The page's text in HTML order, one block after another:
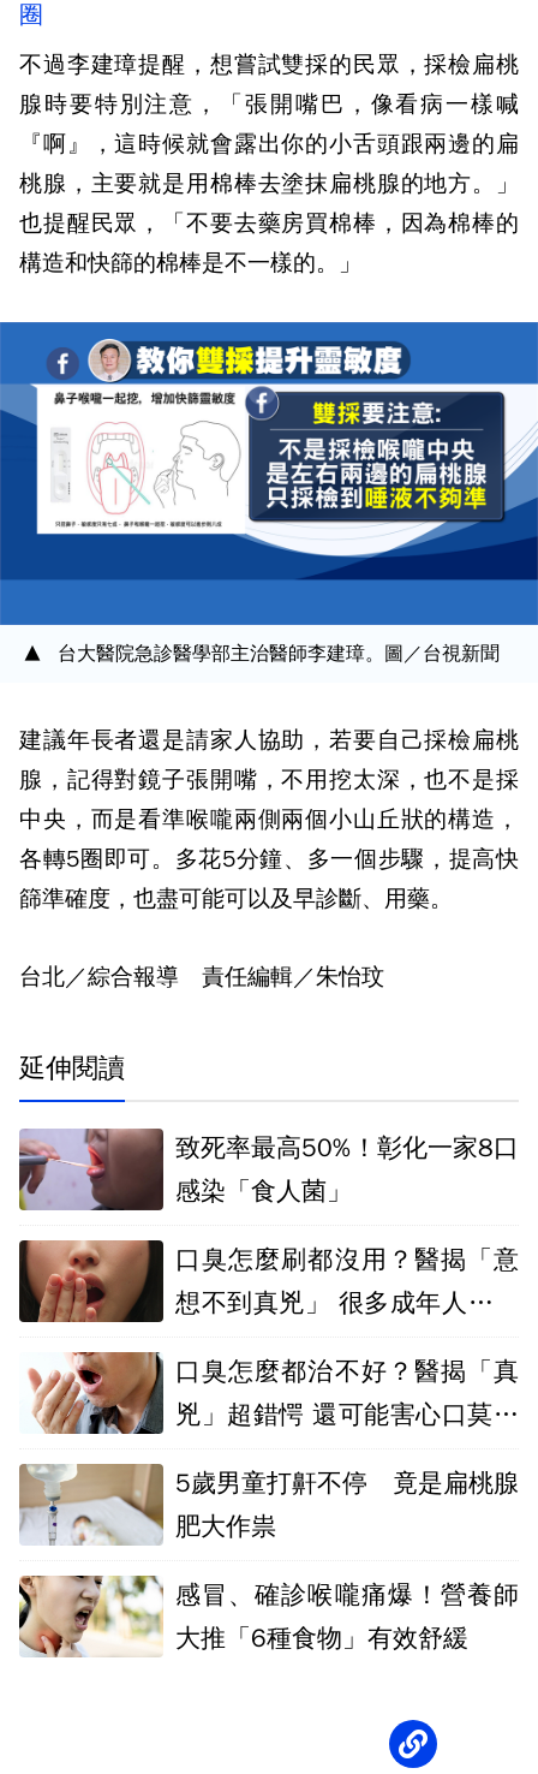
圈
不過李建璋提醒，想嘗試雙採的民眾，採檢扁桃
腺時要特別注意，「張開嘴巴，像看病一樣喊
『啊』，這時候就會露出你的小舌頭跟兩邊的扁
桃腺，主要就是用棉棒去塗抹扁桃腺的地方。」
也提醒民眾，「不要去藥房買棉棒，因為棉棒的
構造和快篩的棉棒是不一樣的。」
台大醫院急診醫學部主治醫師李建璋。圖／台視新聞
建議年長者還是請家人協助，若要自己採檢扁桃
腺，記得對鏡子張開嘴，不用挖太深，也不是採
中央，而是看準喉嚨兩側兩個小山丘狀的構造，
各轉5圈即可。多花5分鐘、多一個步驟，提高快
篩準確度，也盡可能可以及早診斷、用藥。
台北／綜合報導 責任編輯／朱怡玟
延伸閱讀
致死率最高50%！彰化一家8口
感染「食人菌」
口臭怎麼刷都沒用？醫揭「意
想不到真兇」 很多成年人中鏢
口臭怎麼都治不好？醫揭「真
兇」超錯愕 還可能害心口莫名
5歲男童打鼾不停 竟是扁桃腺
肥大作祟
感冒、確診喉嚨痛爆！營養師
大推「6種食物」有效舒緩